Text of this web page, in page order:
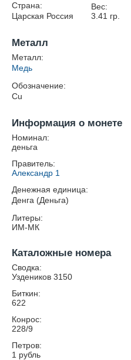
Страна:
Царская Россия
Вес:
3.41 гр.
Металл
Металл:
Медь
Обозначение:
Cu
Информация о монете
Номинал:
деньга
Правитель:
Александр 1
Денежная единица:
Денга (Деньга)
Литеры:
ИМ-МК
Каталожные номера
Сводка:
Уздеников 3150
Биткин:
622
Конрос:
228/9
Петров:
1 рубль